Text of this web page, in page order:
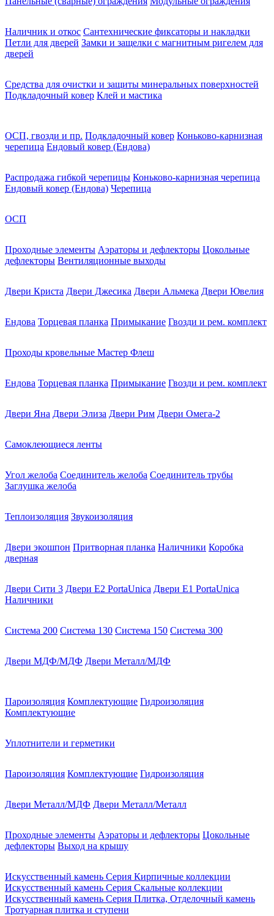
Наличник и откос Сантехнические фиксаторы и накладки
Петли для дверей Замки и защелки с магнитным ригелем для
дверей
Средства для очистки и защиты минеральных поверхностей
Подкладочный ковер Клей и мастика
ОСП, гвозди и пр. Подкладочный ковер Коньково-карнизная
черепица Ендовый ковер (Ендова)
Распродажа гибкой черепицы Коньково-карнизная черепица
Ендовый ковер (Ендова) Черепица
ОСП
Проходные элементы Аэраторы и дефлекторы Цокольные
дефлекторы Вентиляционные выходы
Двери Криста Двери Джесика Двери Альмека Двери Ювелия
Ендова Торцевая планка Примыкание Гвозди и рем. комплект
Проходы кровельные Мастер Флеш
Ендова Торцевая планка Примыкание Гвозди и рем. комплект
Двери Яна Двери Элиза Двери Рим Двери Омега-2
Самоклеющиеся ленты
Угол желоба Соединитель желоба Соединитель трубы
Заглушка желоба
Теплоизоляция Звукоизоляция
Двери экошпон Притворная планка Наличники Коробка
дверная
Двери Сити 3 Двери E2 PortaUnica Двери E1 PortaUnica
Наличники
Система 200 Система 130 Система 150 Система 300
Двери МДФ/МДФ Двери Металл/МДФ
Пароизоляция Комплектующие Гидроизоляция
Комплектующие
Уплотнители и герметики
Пароизоляция Комплектующие Гидроизоляция
Двери Металл/МДФ Двери Металл/Металл
Проходные элементы Аэраторы и дефлекторы Цокольные
дефлекторы Выход на крышу
Искусственный камень Серия Кирпичные коллекции
Искусственный камень Серия Скальные коллекции
Искусственный камень Серия Плитка, Отделочный камень
Тротуарная плитка и ступени